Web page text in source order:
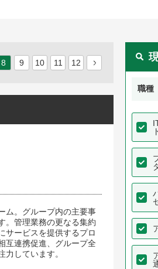
8 9 10 11 12
ム。グループ内の主要事
。管理業務の更なる集約
サービスを提供するプロ
互連携促進、グループ全
しています。
職種